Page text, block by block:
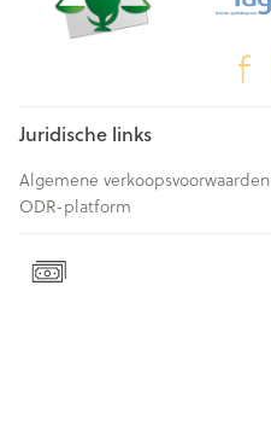
Juridische links
Algemene verkoopsvoorwaarden
ODR-platform